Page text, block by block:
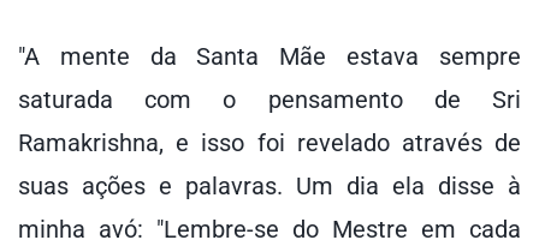
"A mente da Santa Mãe estava sempre
saturada com o pensamento de Sri
Ramakrishna, e isso foi revelado através de
suas ações e palavras. Um dia ela disse à
minha avó: "Lembre-se do Mestre em cada